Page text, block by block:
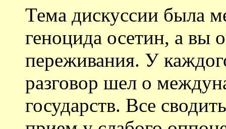
Тема дискуссии была
геноцида осетин, а вы
переживания. У
разговор шел о
государств. Все